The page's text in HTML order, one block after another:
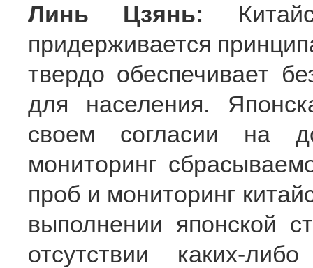
Линь Цзянь:
придерживается
твердо обеспечивает
для населения.
своем согласии на
мониторинг
проб и мониторинг
выполнении японской
отсутствии каких-